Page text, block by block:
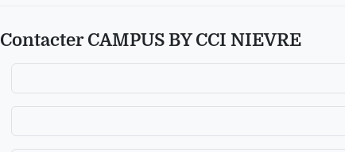
Contacter CAMPUS BY CCI NIEVRE